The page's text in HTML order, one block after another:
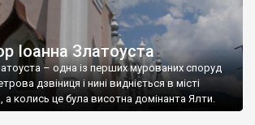
Іоанна Златоуста
– одна із перших мурованих споруд
дзвіниця і нині видніється в місті
а колись це була висотна домінанта Ялти.